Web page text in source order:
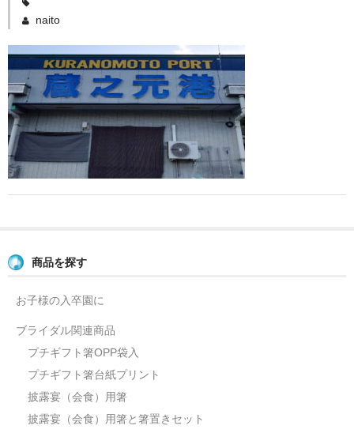
業務用箸（食洗機対応）
マイ箸・箸袋
ご利用ガイド
よくあるご質問
naito
商品を探す
お子様の入卒園に
ブライダル関連商品
プチギフト箸OPP袋入
プチギフト箸台紙プリント
披露宴（会食）用箸
披露宴（会食）用箸と箸置きセット